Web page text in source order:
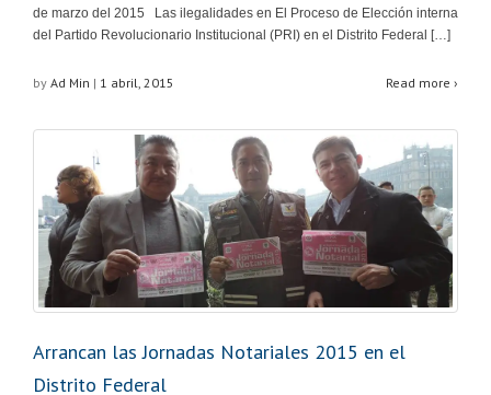
de marzo del 2015 Las ilegalidades en El Proceso de Elección interna
del Partido Revolucionario Institucional (PRI) en el Distrito Federal […]
by Ad Min | 1 abril, 2015 Read more ›
Arrancan las Jornadas Notariales 2015 en el
Distrito Federal